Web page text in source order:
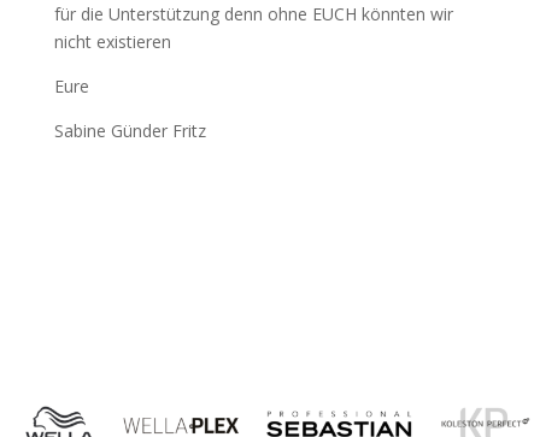
für die Unterstützung denn ohne EUCH könnten wir
nicht existieren
Eure
Sabine Günder Fritz